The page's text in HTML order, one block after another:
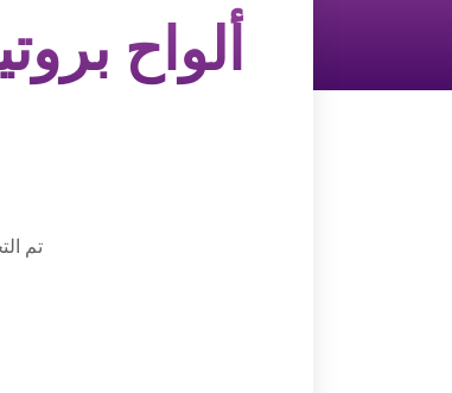
ألواح
تم